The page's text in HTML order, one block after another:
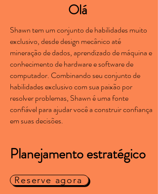
Olá
Shawn tem um conjunto de habilidades muito
exclusivo, desde design mecânico até
mineração de dados, aprendizado de máquina e
conhecimento de hardware e software de
computador. Combinando seu conjunto de
habilidades exclusivo com sua paixão por
resolver problemas, Shawn é uma fonte
confiável para ajudar você a construir confiança
em suas decisões.
Planejamento estratégico
Reserve agora